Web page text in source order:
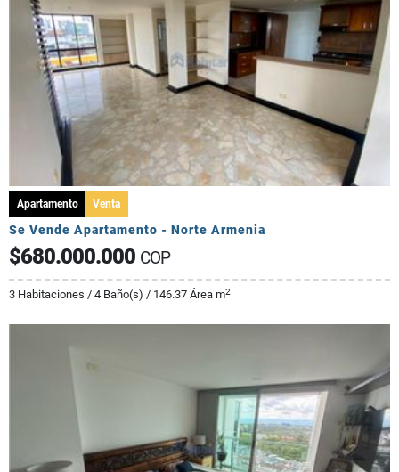
Apartamento Venta
Se Vende Apartamento - Norte Armenia
$680.000.000 COP
3 Habitaciones / 4 Baño(s) / 146.37 Área m2